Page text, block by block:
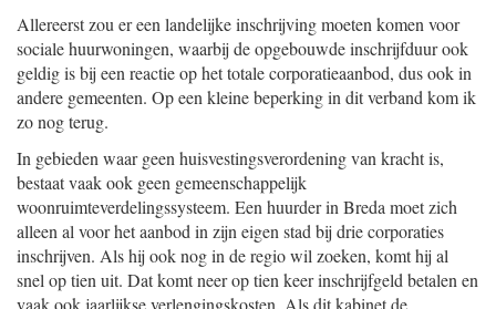
Allereerst zou er een landelijke inschrijving moeten komen voor
sociale huurwoningen, waarbij de opgebouwde inschrijfduur ook
geldig is bij een reactie op het totale corporatieaanbod, dus ook in
andere gemeenten. Op een kleine beperking in dit verband kom ik
zo nog terug.
In gebieden waar geen huisvestingsverordening van kracht is,
bestaat vaak ook geen gemeenschappelijk
woonruimteverdelingssysteem. Een huurder in Breda moet zich
alleen al voor het aanbod in zijn eigen stad bij drie corporaties
inschrijven. Als hij ook nog in de regio wil zoeken, komt hij al
snel op tien uit. Dat komt neer op tien keer inschrijfgeld betalen en
vaak ook jaarlijkse verlengingskosten. Als dit kabinet de